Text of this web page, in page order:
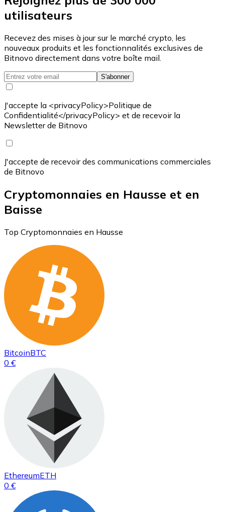
utilisateurs
Recevez des mises à jour sur le marché crypto, les
nouveaux produits et les fonctionnalités exclusives de
Bitnovo directement dans votre boîte mail.
S'abonner
J'accepte la <privacyPolicy>Politique de
Confidentialité</privacyPolicy> et de recevoir la
Newsletter de Bitnovo
J'accepte de recevoir des communications commerciales
de Bitnovo
Cryptomonnaies en Hausse et en
Baisse
Top Cryptomonnaies en Hausse
BitcoinBTC
0 €
EthereumETH
0 €